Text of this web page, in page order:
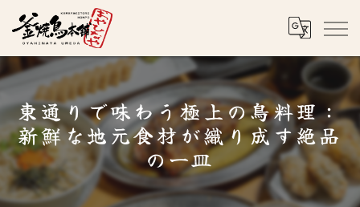
東通りで味わう極上の鳥料理：
新鮮な地元食材が織り成す絶品
の一皿